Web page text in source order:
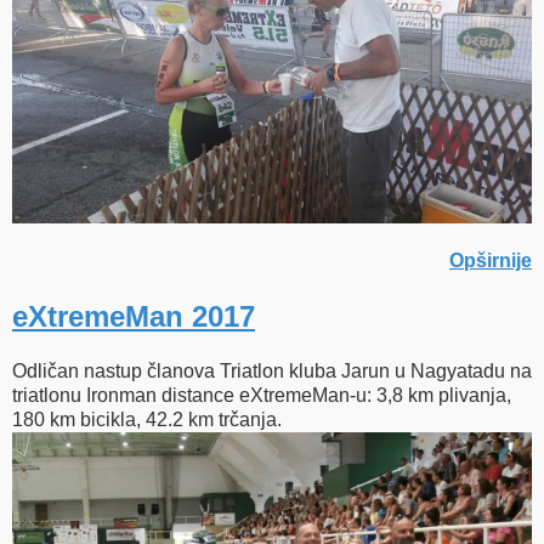
Opširnije
eXtremeMan 2017
Odličan nastup članova Triatlon kluba Jarun u Nagyatadu na
triatlonu Ironman distance eXtremeMan-u: 3,8 km plivanja,
180 km bicikla, 42.2 km trčanja.